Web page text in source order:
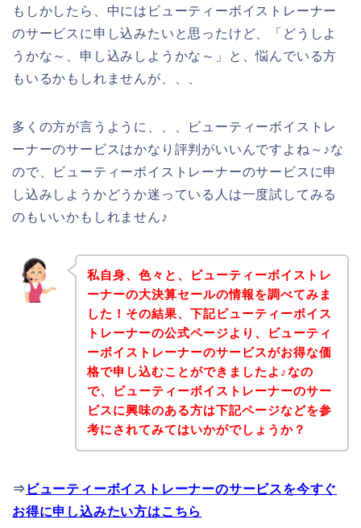
もしかしたら、中にはビューティーボイストレーナー
のサービスに申し込みたいと思ったけど、「どうしよ
うかな～、申し込みしようかな～」と、悩んでいる方
もいるかもしれませんが、、、
多くの方が言うように、、、ビューティーボイストレ
ーナーのサービスはかなり評判がいいんですよね～♪な
ので、ビューティーボイストレーナーのサービスに申
し込みしようかどうか迷っている人は一度試してみる
のもいいかもしれません♪
私自身、色々と、ビューティーボイストレ
ーナーの大決算セールの情報を調べてみま
した！その結果、下記ビューティーボイス
トレーナーの公式ページより、ビューティ
ーボイストレーナーのサービスがお得な価
格で申し込むことができましたよ♪なの
で、ビューティーボイストレーナーのサー
ビスに興味のある方は下記ページなどを参
考にされてみてはいかがでしょうか？
⇒ ビューティーボイストレーナーのサービスを今すぐ
お得に申し込みたい方はこちら